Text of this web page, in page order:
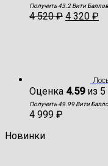
Получить 43.2 Вити Баллов
4 520₽ 4 320 ₽
Оценка 4.59из 5
Получить 49.99 Вити
4 999 ₽
Новинки